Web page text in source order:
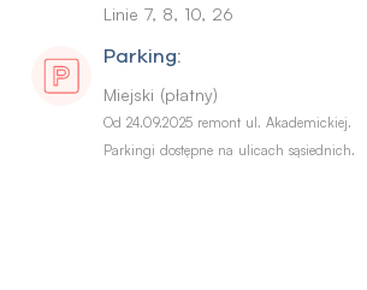
Linie 7, 8, 10, 26
Parking:
Miejski (płatny)
Od 24.09.2025 remont ul. Akademickiej.
Parkingi dostępne na ulicach sąsiednich.